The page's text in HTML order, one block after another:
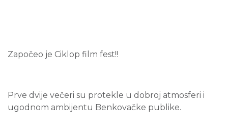
Započeo je Ciklop film fest!!
Prve dvije večeri su protekle u dobroj atmosferi i
ugodnom ambijentu Benkovačke publike.